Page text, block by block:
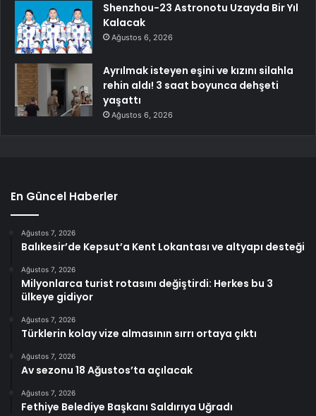
Shenzhou-23 Astronotu Uzayda Bir Yıl
Kalacak
Ağustos 6, 2026
Ayrılmak isteyen eşini ve kızını silahla
rehin aldı! 3 saat boyunca dehşeti
yaşattı
Ağustos 6, 2026
En Güncel Haberler
Ağustos 7, 2026
Balıkesir’de Kepsut’a Kent Lokantası ve altyapı desteği
Ağustos 7, 2026
Milyonlarca turist rotasını değiştirdi: Herkes bu 3
ülkeye gidiyor
Ağustos 7, 2026
Türklerin kolay vize almasının sırrı ortaya çıktı
Ağustos 7, 2026
Av sezonu 18 Ağustos’ta açılacak
Ağustos 7, 2026
Fethiye Belediye Başkanı Saldırıya Uğradı